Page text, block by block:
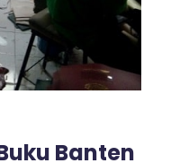
Banten